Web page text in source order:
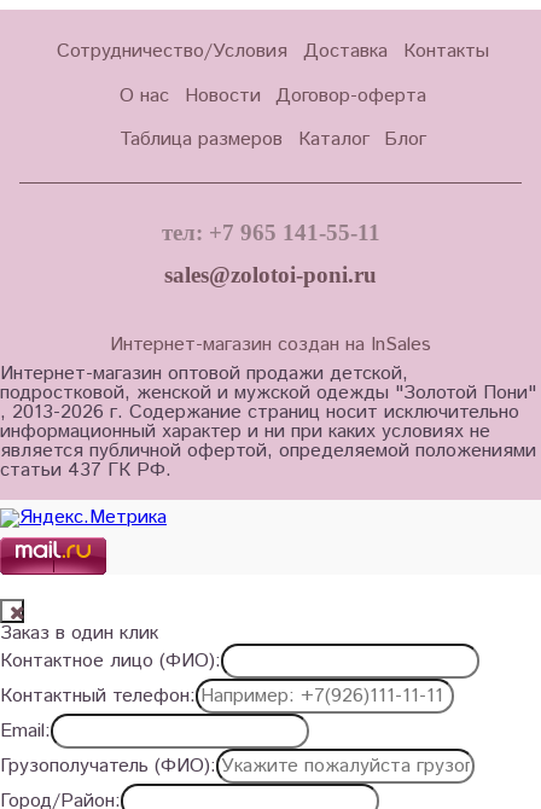
Сотрудничество/Условия Доставка
Контакты
О нас
Новости Договор-оферта
Таблица размеров
Каталог Блог
тел: +7 965 141-55-11
sales@zolotoi-poni.ru
Интернет-магазин создан на InSales
Интернет-магазин оптовой продажи детской,
подростковой, женской и мужской одежды "Золотой Пони"
, 2013-2026 г. Содержание страниц носит исключительно
информационный характер и ни при каких условиях не
является публичной офертой, определяемой положениями
статьи 437 ГК РФ.
Заказ в один клик
Контактное лицо (ФИО):
Контактный телефон:
Email:
Грузополучатель (ФИО):
Город/Район: